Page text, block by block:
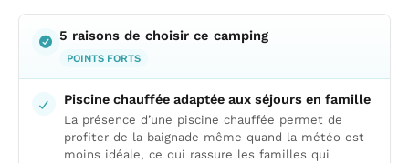
5 raisons de choisir ce camping
POINTS FORTS
Piscine chauffée adaptée aux séjours en famille
La présence d’une piscine chauffée permet de
profiter de la baignade même quand la météo est
moins idéale, ce qui rassure les familles qui